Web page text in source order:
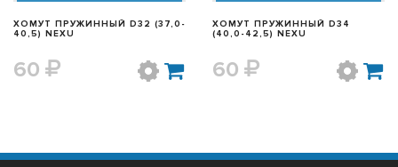
ХОМУТ ПРУЖИННЫЙ D32 (37,0-
40,5) NEXU
60
ХОМУТ ПРУЖИННЫЙ D34
(40,0-42,5) NEXU
60